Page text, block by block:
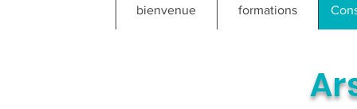
bienvenue formations